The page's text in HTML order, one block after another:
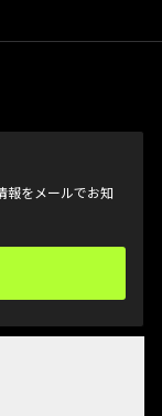
報をメールでお知
tab)